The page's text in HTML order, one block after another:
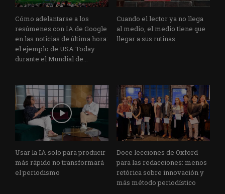
Cómo adelantarse a los
resúmenes con IA de Google
en las noticias de última hora:
el ejemplo de USA Today
durante el Mundial de...
Cuando el lector ya no llega
al medio, el medio tiene que
llegar a sus rutinas
Usar la IA solo para producir
más rápido no transformará
el periodismo
Doce lecciones de Oxford
para las redacciones: menos
retórica sobre innovación y
más método periodístico